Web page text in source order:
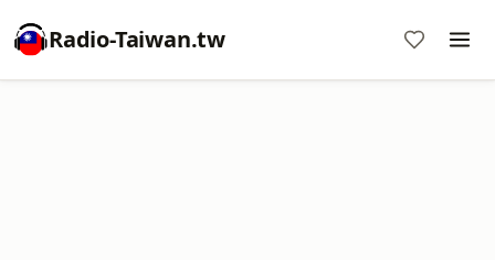
Radio-Taiwan.tw